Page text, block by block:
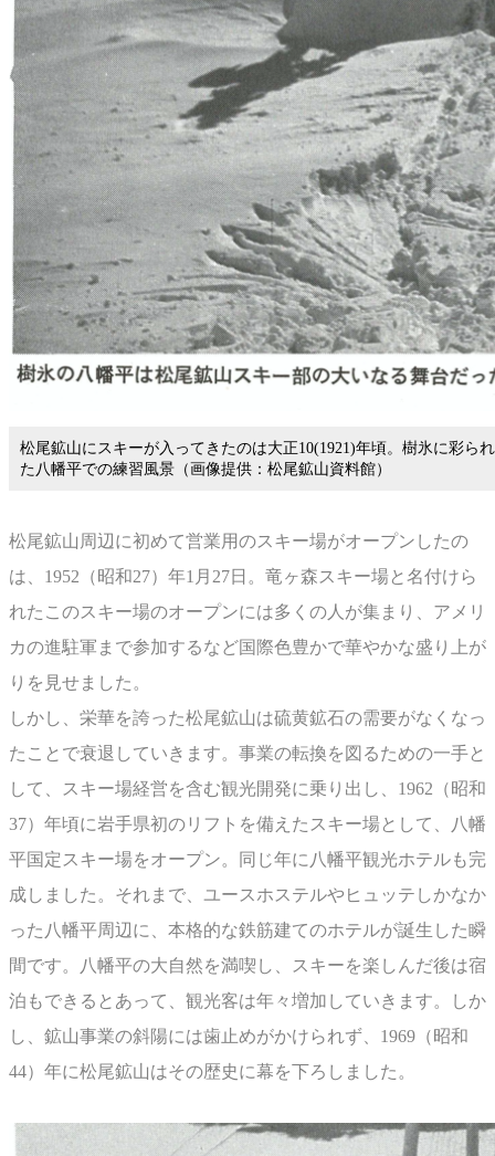
松尾鉱山にスキーが入ってきたのは大正10(1921)年頃。樹氷に彩られ
た八幡平での練習風景（画像提供：松尾鉱山資料館）
松尾鉱山周辺に初めて営業用のスキー場がオープンしたの
は、1952（昭和27）年1月27日。竜ヶ森スキー場と名付けら
れたこのスキー場のオープンには多くの人が集まり、アメリ
カの進駐軍まで参加するなど国際色豊かで華やかな盛り上が
りを見せました。
しかし、栄華を誇った松尾鉱山は硫黄鉱石の需要がなくなっ
たことで衰退していきます。事業の転換を図るための一手と
して、スキー場経営を含む観光開発に乗り出し、1962（昭和
37）年頃に岩手県初のリフトを備えたスキー場として、八幡
平国定スキー場をオープン。同じ年に八幡平観光ホテルも完
成しました。それまで、ユースホステルやヒュッテしかなか
った八幡平周辺に、本格的な鉄筋建てのホテルが誕生した瞬
間です。八幡平の大自然を満喫し、スキーを楽しんだ後は宿
泊もできるとあって、観光客は年々増加していきます。しか
し、鉱山事業の斜陽には歯止めがかけられず、1969（昭和
44）年に松尾鉱山はその歴史に幕を下ろしました。